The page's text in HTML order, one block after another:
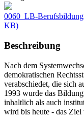
0060_LB-
KB)
Beschreibung
Nach dem
demokratischen
verabschiedet, die sich
1993 wurde das
inhaltlich als auch
wird bis heute - das Ziel